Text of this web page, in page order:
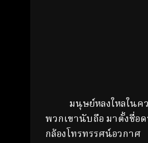
มนุษย์หลงใหลในควา
พวกเขานับถือ มาตั้งชื่อ
กล้องโทรทรรศน์อวกาศ